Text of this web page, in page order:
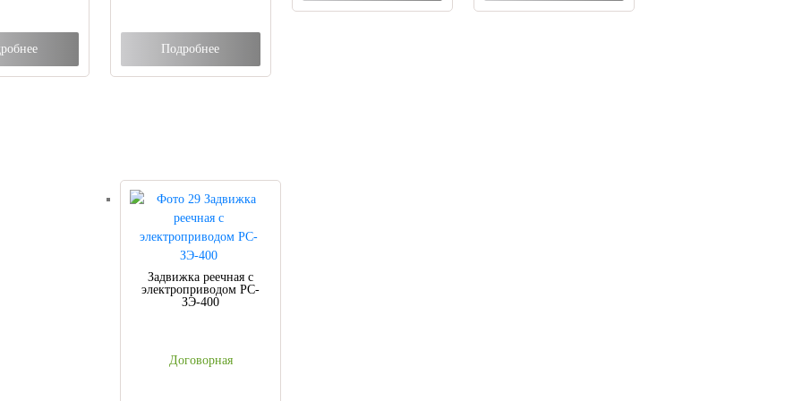
Подробнее
Задвижка реечная с
электроприводом РС-
ЗЭ-400
Договорная